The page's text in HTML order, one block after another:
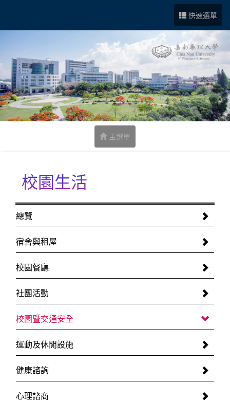
快速選單
主選單
校園生活
總覽
宿舍與租屋
校園餐廳
社團活動
校園暨交通安全
運動及休閒設施
健康諮詢
心理諮商